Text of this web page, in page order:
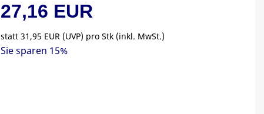
27,16 EUR
statt31,95 EUR (UVP) pro Stk (inkl. MwSt.)
Sie sparen 15%